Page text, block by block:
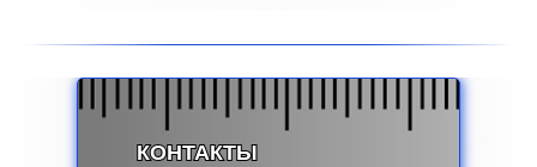
КОНТАКТЫ